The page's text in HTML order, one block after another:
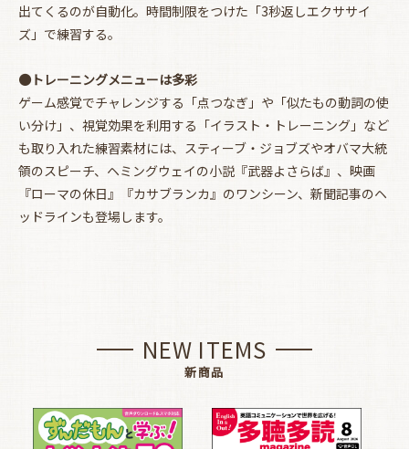
出てくるのが自動化。時間制限をつけた「3秒返しエクササイ
ズ」で練習する。
●トレーニングメニューは多彩
ゲーム感覚でチャレンジする「点つなぎ」や「似たもの動詞の使
い分け」、視覚効果を利用する「イラスト・トレーニング」など
も取り入れた練習素材には、スティーブ・ジョブズやオバマ大統
領のスピーチ、ヘミングウェイの小説『武器よさらば』、映画
『ローマの休日』『カサブランカ』のワンシーン、新聞記事のヘ
ッドラインも登場します。
NEW ITEMS
新商品